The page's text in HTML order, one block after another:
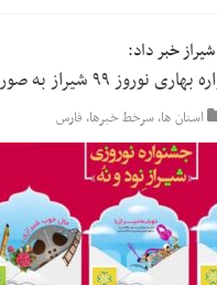
خبر داد:
۹۹ شیراز به صورت مجازی
استان ها,سرخط خبرها, فارس